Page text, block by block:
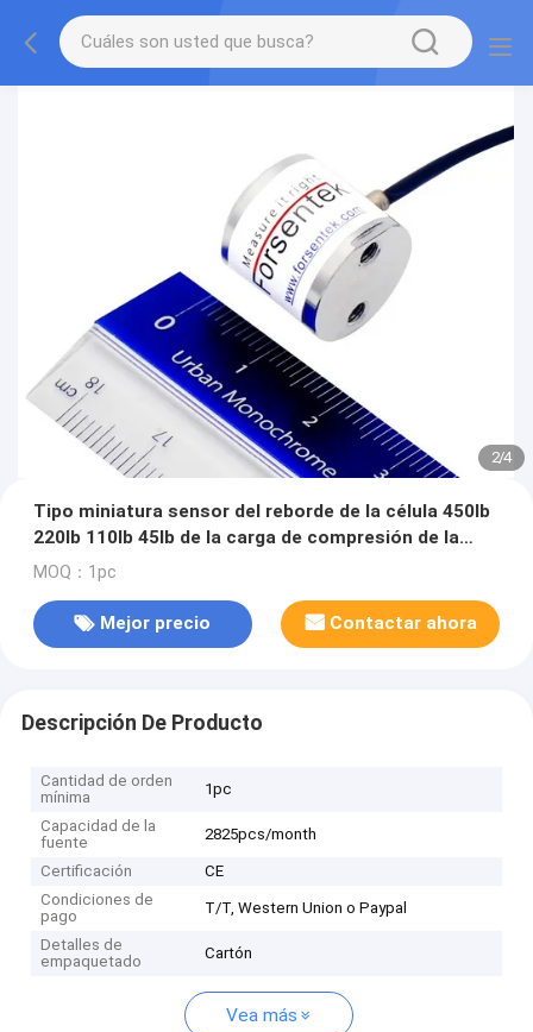
2/4
Tipo miniatura sensor del reborde de la célula 450lb
220lb 110lb 45lb de la carga de compresión de la
fuerza
MOQ：1pc
Mejor precio Contactar ahora
Descripción De Producto
Cantidad de orden
mínima
1pc
Capacidad de la
fuente
2825pcs/month
Certificación
CE
Condiciones de
pago
T/T, Western Union o Paypal
Detalles de
empaquetado
Cartón
Vea más